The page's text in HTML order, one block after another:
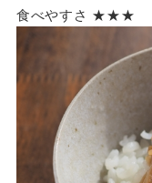
食べやすさ ★★★